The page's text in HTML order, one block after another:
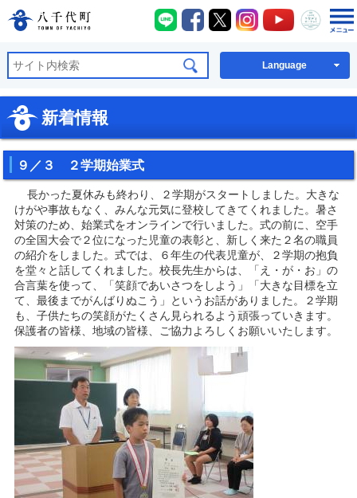
八千代町公式ホームページ
八千代町LINE
八千代町Facebook
八千代町X八千代町Instagram
八千代町
八千
Language
新着情報
９／３ ２学期始業式
長かった夏休みも終わり、２学期がスタートしました。大きな
けがや事故もなく、みんな元気に登校してきてくれました。暑さ
対策のため、始業式をオンラインで行いました。式の前に、空手
の全国大会で２位になった児童の表彰と、新しく来た２名の職員
の紹介をしました。式では、６年生の代表児童が、２学期の抱負
を堂々と話してくれました。校長先生からは、「え・が・お」の
合言葉を使って、「笑顔であいさつをしよう」「大きな目標を立
て、最後までがんばりぬこう」というお話がありました。２学期
も、子供たちの笑顔がたくさん見られるよう頑張っていきます。
保護者の皆様、地域の皆様、ご協力よろしくお願いいたします。